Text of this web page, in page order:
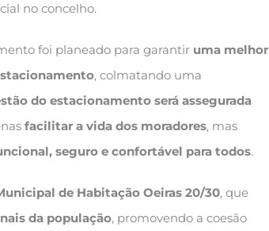
no concelho.
foi planeado para garantir uma melhor
, colmatando uma
do estacionamento será assegurada
facilitar a vida dos moradores, mas
seguro e confortável para todos.
de Habitação Oeiras 20/30, que
da população, promovendo a coesão